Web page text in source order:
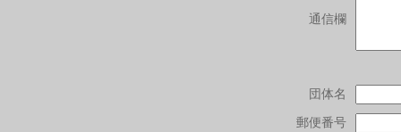
通信欄
団体名
郵便番号